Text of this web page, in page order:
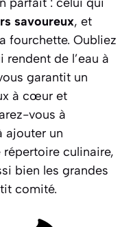
savoureux, et
fourchette. Oubliez
de l’eau à
garantit un
à cœur et
vous à
ajouter un
culinaire,
bien les grandes
comité.